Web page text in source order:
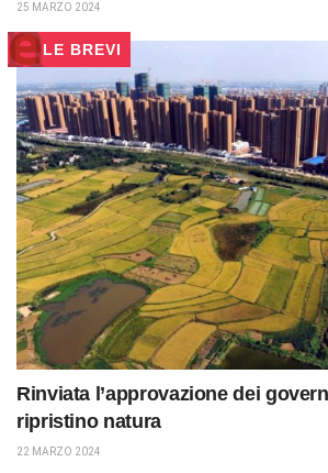
25 MARZO 2024
LE BREVI
Rinviata l’approvazione dei
ripristino natura
22 MARZO 2024